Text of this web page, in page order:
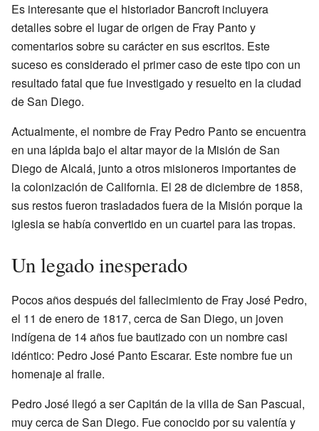
Es interesante que el historiador Bancroft incluyera
detalles sobre el lugar de origen de Fray Panto y
comentarios sobre su carácter en sus escritos. Este
suceso es considerado el primer caso de este tipo con un
resultado fatal que fue investigado y resuelto en la ciudad
de San Diego.
Actualmente, el nombre de Fray Pedro Panto se encuentra
en una lápida bajo el altar mayor de la Misión de San
Diego de Alcalá, junto a otros misioneros importantes de
la colonización de California. El 28 de diciembre de 1858,
sus restos fueron trasladados fuera de la Misión porque la
iglesia se había convertido en un cuartel para las tropas.
Un legado inesperado
Pocos años después del fallecimiento de Fray José Pedro,
el 11 de enero de 1817, cerca de San Diego, un joven
indígena de 14 años fue bautizado con un nombre casi
idéntico: Pedro José Panto Escarar. Este nombre fue un
homenaje al fraile.
Pedro José llegó a ser Capitán de la villa de San Pascual,
muy cerca de San Diego. Fue conocido por su valentía y